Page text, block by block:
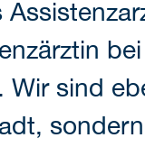
Wir sind